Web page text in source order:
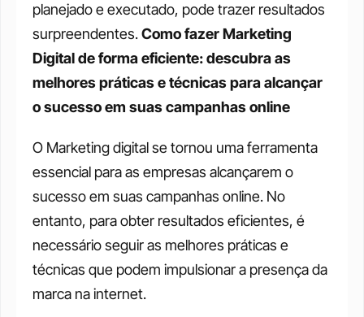
planejado e executado, pode trazer resultados
surpreendentes. Como fazer Marketing
Digital de forma eficiente: descubra as
melhores práticas e técnicas para alcançar
o sucesso em suas campanhas online
O Marketing digital se tornou uma ferramenta
essencial para as empresas alcançarem o
sucesso em suas campanhas online. No
entanto, para obter resultados eficientes, é
necessário seguir as melhores práticas e
técnicas que podem impulsionar a presença da
marca na internet.